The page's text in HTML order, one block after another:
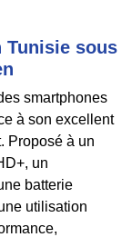
Tunisie sous
smartphones
à son excellent
Proposé à un
un
batterie
utilisation